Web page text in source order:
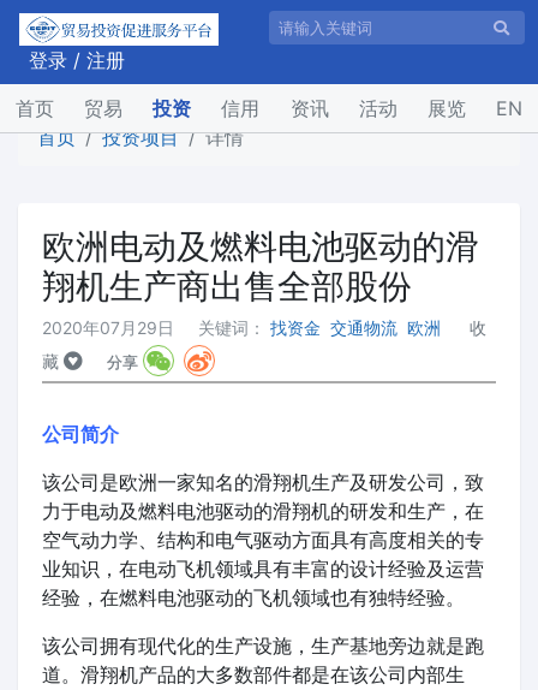
登录 / 注册
首页(current)
贸易 投资 信用 资讯 活动 展览
EN
首页
投资项目 详情
欧洲电动及燃料电池驱动的滑
翔机生产商出售全部股份
2020年07月29日 关键词： 找资金 交通物流 欧洲
收
藏
分享
公司简介
该公司是欧洲一家知名的滑翔机生产及研发公司，致
力于电动及燃料电池驱动的滑翔机的研发和生产，在
空气动力学、结构和电气驱动方面具有高度相关的专
业知识，在电动飞机领域具有丰富的设计经验及运营
经验，在燃料电池驱动的飞机领域也有独特经验。
该公司拥有现代化的生产设施，生产基地旁边就是跑
道。滑翔机产品的大多数部件都是在该公司内部生